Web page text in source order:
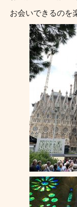
お会いできるのを